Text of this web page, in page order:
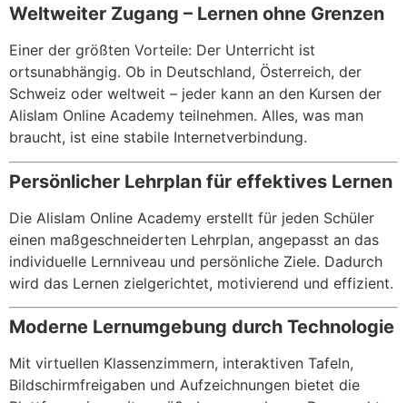
Weltweiter Zugang – Lernen ohne Grenzen
Einer der größten Vorteile: Der Unterricht ist
ortsunabhängig. Ob in Deutschland, Österreich, der
Schweiz oder weltweit – jeder kann an den Kursen der
Alislam Online Academy teilnehmen. Alles, was man
braucht, ist eine stabile Internetverbindung.
Persönlicher Lehrplan für effektives Lernen
Die Alislam Online Academy erstellt für jeden Schüler
einen maßgeschneiderten Lehrplan, angepasst an das
individuelle Lernniveau und persönliche Ziele. Dadurch
wird das Lernen zielgerichtet, motivierend und effizient.
Moderne Lernumgebung durch Technologie
Mit virtuellen Klassenzimmern, interaktiven Tafeln,
Bildschirmfreigaben und Aufzeichnungen bietet die